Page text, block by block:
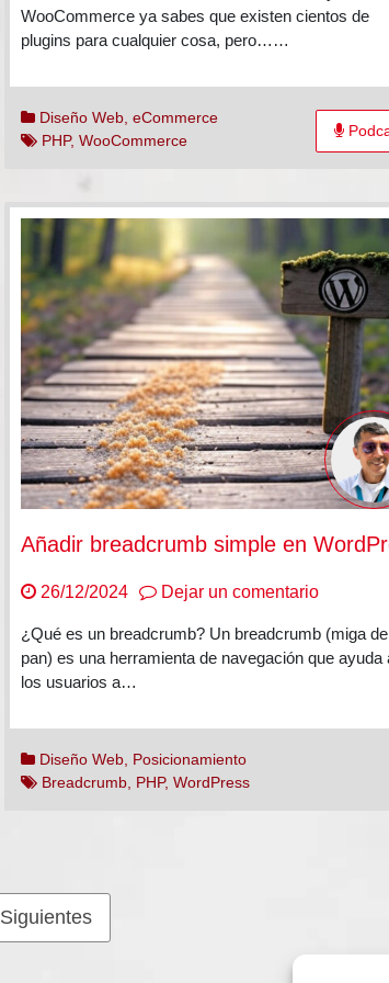
de
WooCommerce ya sabes que existen cientos de
plugins para cualquier cosa, pero……
Diseño Web, eCommerce
PHP, WooCommerce
Añadir breadcrumb simple en
26/12/2024 Dejar un comentarioen
simple
¿Qué es un breadcrumb? Un breadcrumb (miga de
pan) es una herramienta de navegación que ayuda
los usuarios a…
Diseño Web, Posicionamiento
Breadcrumb, PHP, WordPress
Siguientes